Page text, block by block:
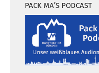
PACK MA’S PODCAST